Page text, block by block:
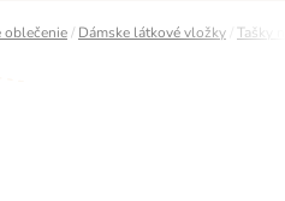
oblečenie/ Dámske látkové vložky Tašky